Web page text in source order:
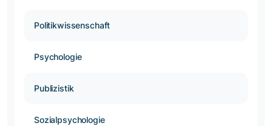
Politikwissenschaft
Psychologie
Publizistik
Sozialpsychologie